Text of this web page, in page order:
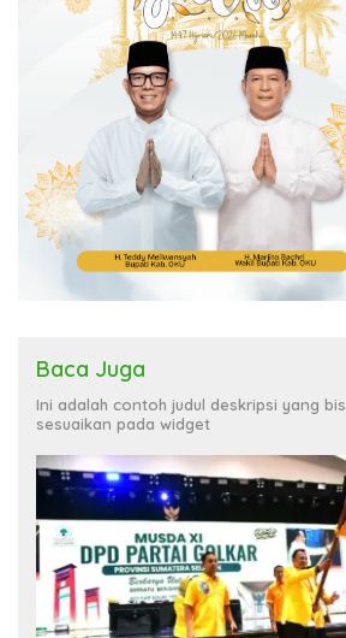
Baca Juga
Ini adalah contoh judul deskripsi yang
sesuaikan pada widget